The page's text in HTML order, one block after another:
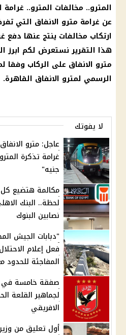
المترو.. مخالفات المترو.. غرامة
عن غرامة مترو الانفاق التي
ارتكاب مخالفات ينتج عنها دفع
هذا التقرير نستعرض لكم ابرز
مترو الانفاق على الركاب وفقا
الرسمي لمترو الانفاق القاهرة.
لا يفوتك
عاجل: مترو
جنيه"
مكالمة هتضيع
لحظة.. البنك
نصابين البنوك
"دبابات الجيش
فعل إعلام
المفاجئة للحدود
صفقة خامسة في
لجماهير القلعة
الافريقي
أول تعليق من